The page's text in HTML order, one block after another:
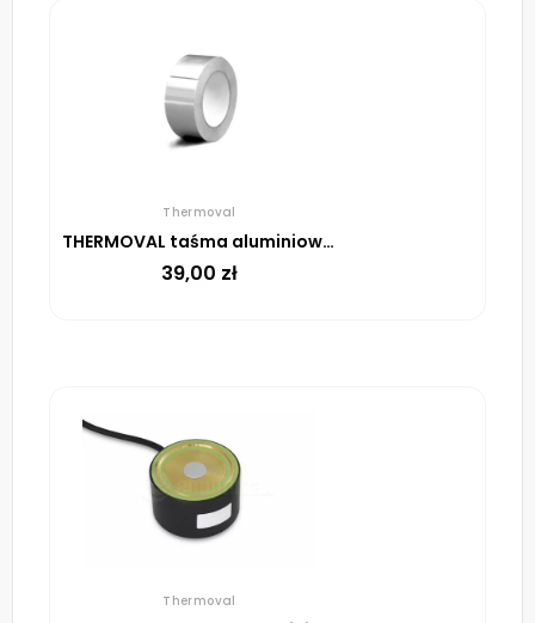
Thermoval
THERMOVAL taśma aluminiowa samoprzylepna, 48 mm, rolka 45 m
39,00 zł
Thermoval